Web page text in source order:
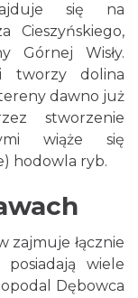
się na
Cieszyńskiego,
Górnej Wisły.
tworzy dolina
dawno już
stworzenie
wiąże się
hodowla ryb.
zajmuje łącznie
wiele
Dębowca